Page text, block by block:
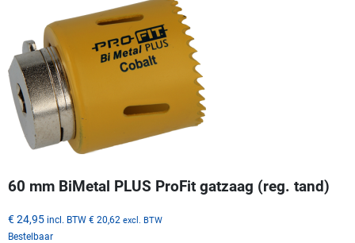
60 mm BiMetal PLUS ProFit gatzaag (reg. tand)
€ 24,95 incl. BTW € 20,62 excl. BTW
Bestelbaar